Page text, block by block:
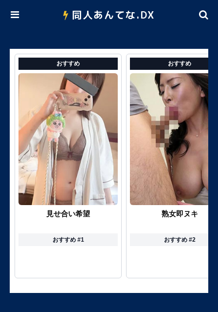
同人あんてな.DX
おすすめ
見せ合い希望
おすすめ #1
おすすめ
熟女即ヌキ
おすすめ #2